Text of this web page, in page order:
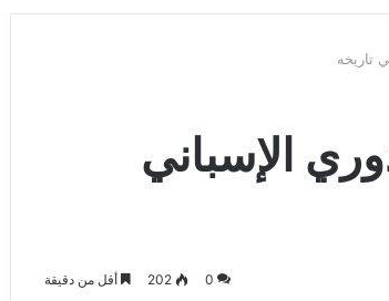
الإسباني
0
202 أقل من دقيقة